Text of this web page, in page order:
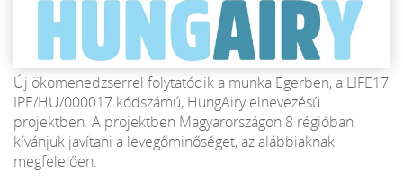
Új ökomenedzserrel folytatódik a munka Egerben, a LIFE17
IPE/HU/000017 kódszámú, HungAiry elnevezésű
projektben. A projektben Magyarországon 8 régióban
kívánjuk javítani a levegőminőséget, az alábbiaknak
megfelelően.